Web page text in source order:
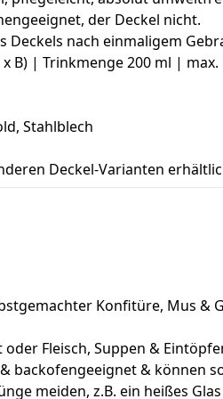
der Deckel nicht.
Deckels nach einmaligem
B) | Trinkmenge 200 ml |
Stahlblech
Deckel-Varianten
Konfitüre, Mus &
Fleisch, Suppen &
backofengeeignet & können
meiden, z.B. ein heißes